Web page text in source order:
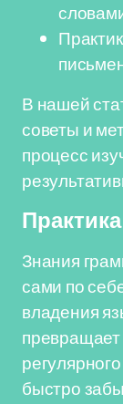
В нашей
советы и
процесс
Знания
сами по
владения
превращает
быстро